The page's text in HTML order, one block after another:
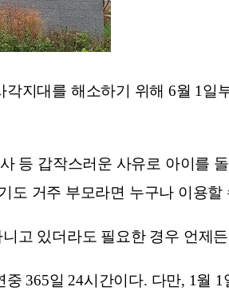
지대를 해소하기 위해 6월 1일
등 갑작스러운 사유로 아이
도 거주 부모라면 누구나 이용할
고 있더라도 필요한 경우 언제
365일 24시간이다. 다만, 1월